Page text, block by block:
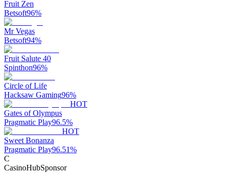
Fruit Zen
Betsoft96%
Mr Vegas
Betsoft94%
Fruit Salute 40
Spinthon96%
Circle of Life
Hacksaw Gaming96%
HOT
Gates of Olympus
Pragmatic Play96.5%
HOT
Sweet Bonanza
Pragmatic Play96.51%
C
CasinoHubSponsor